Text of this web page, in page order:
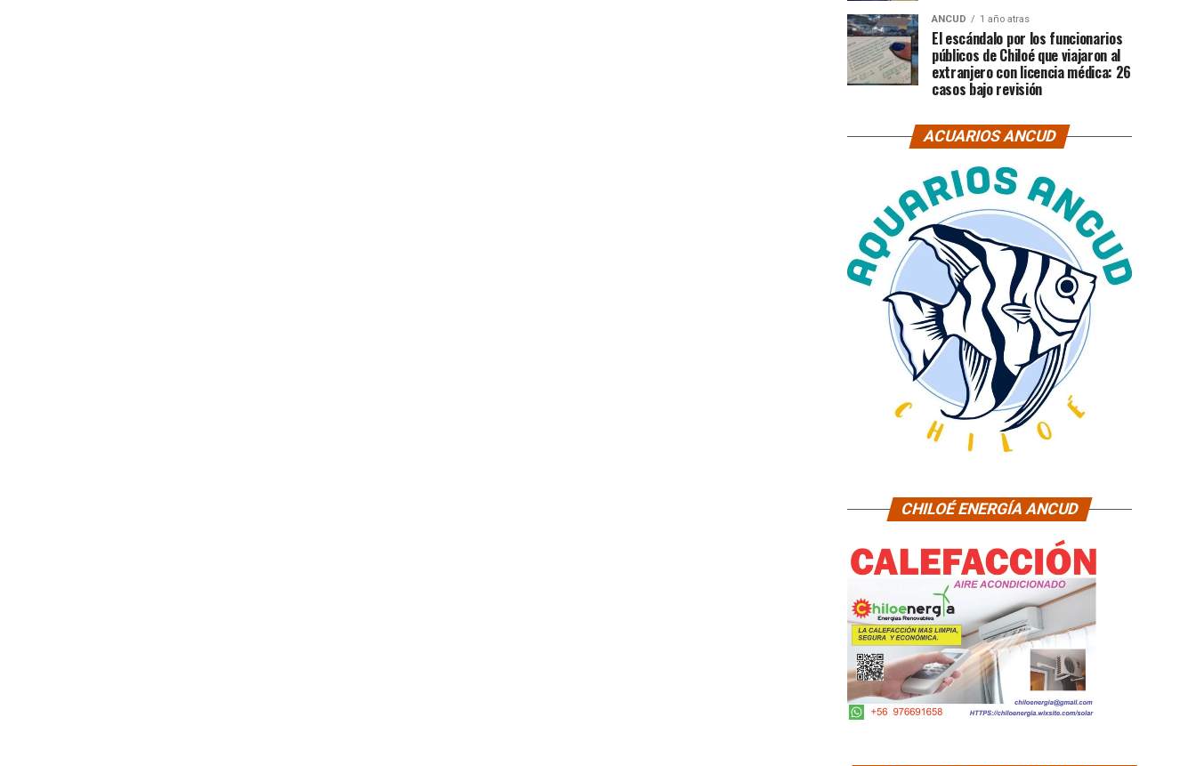
ANCUD 1 año atras
El escándalo por los funcionarios
públicos de Chiloé que viajaron al
extranjero con licencia médica: 26
casos bajo revisión
ACUARIOS ANCUD
CHILOÉ ENERGÍA ANCUD